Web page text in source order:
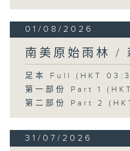
01/08/2026
南美原始雨林 /
足本 Full (HKT
第一部份 Part 1
第二部份 Part 2
31/07/2026